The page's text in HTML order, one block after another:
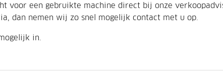
voor een gebruikte machine direct bij onze
dan nemen wij zo snel mogelijk contact met u op.
in.